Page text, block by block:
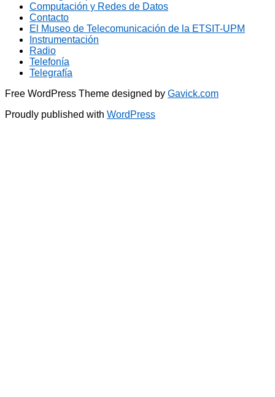
Computación y Redes de Datos
Contacto
El Museo de Telecomunicación de la ETSIT-UPM
Instrumentación
Radio
Telefonía
Telegrafía
Free WordPress Theme designed by Gavick.com
Proudly published with WordPress